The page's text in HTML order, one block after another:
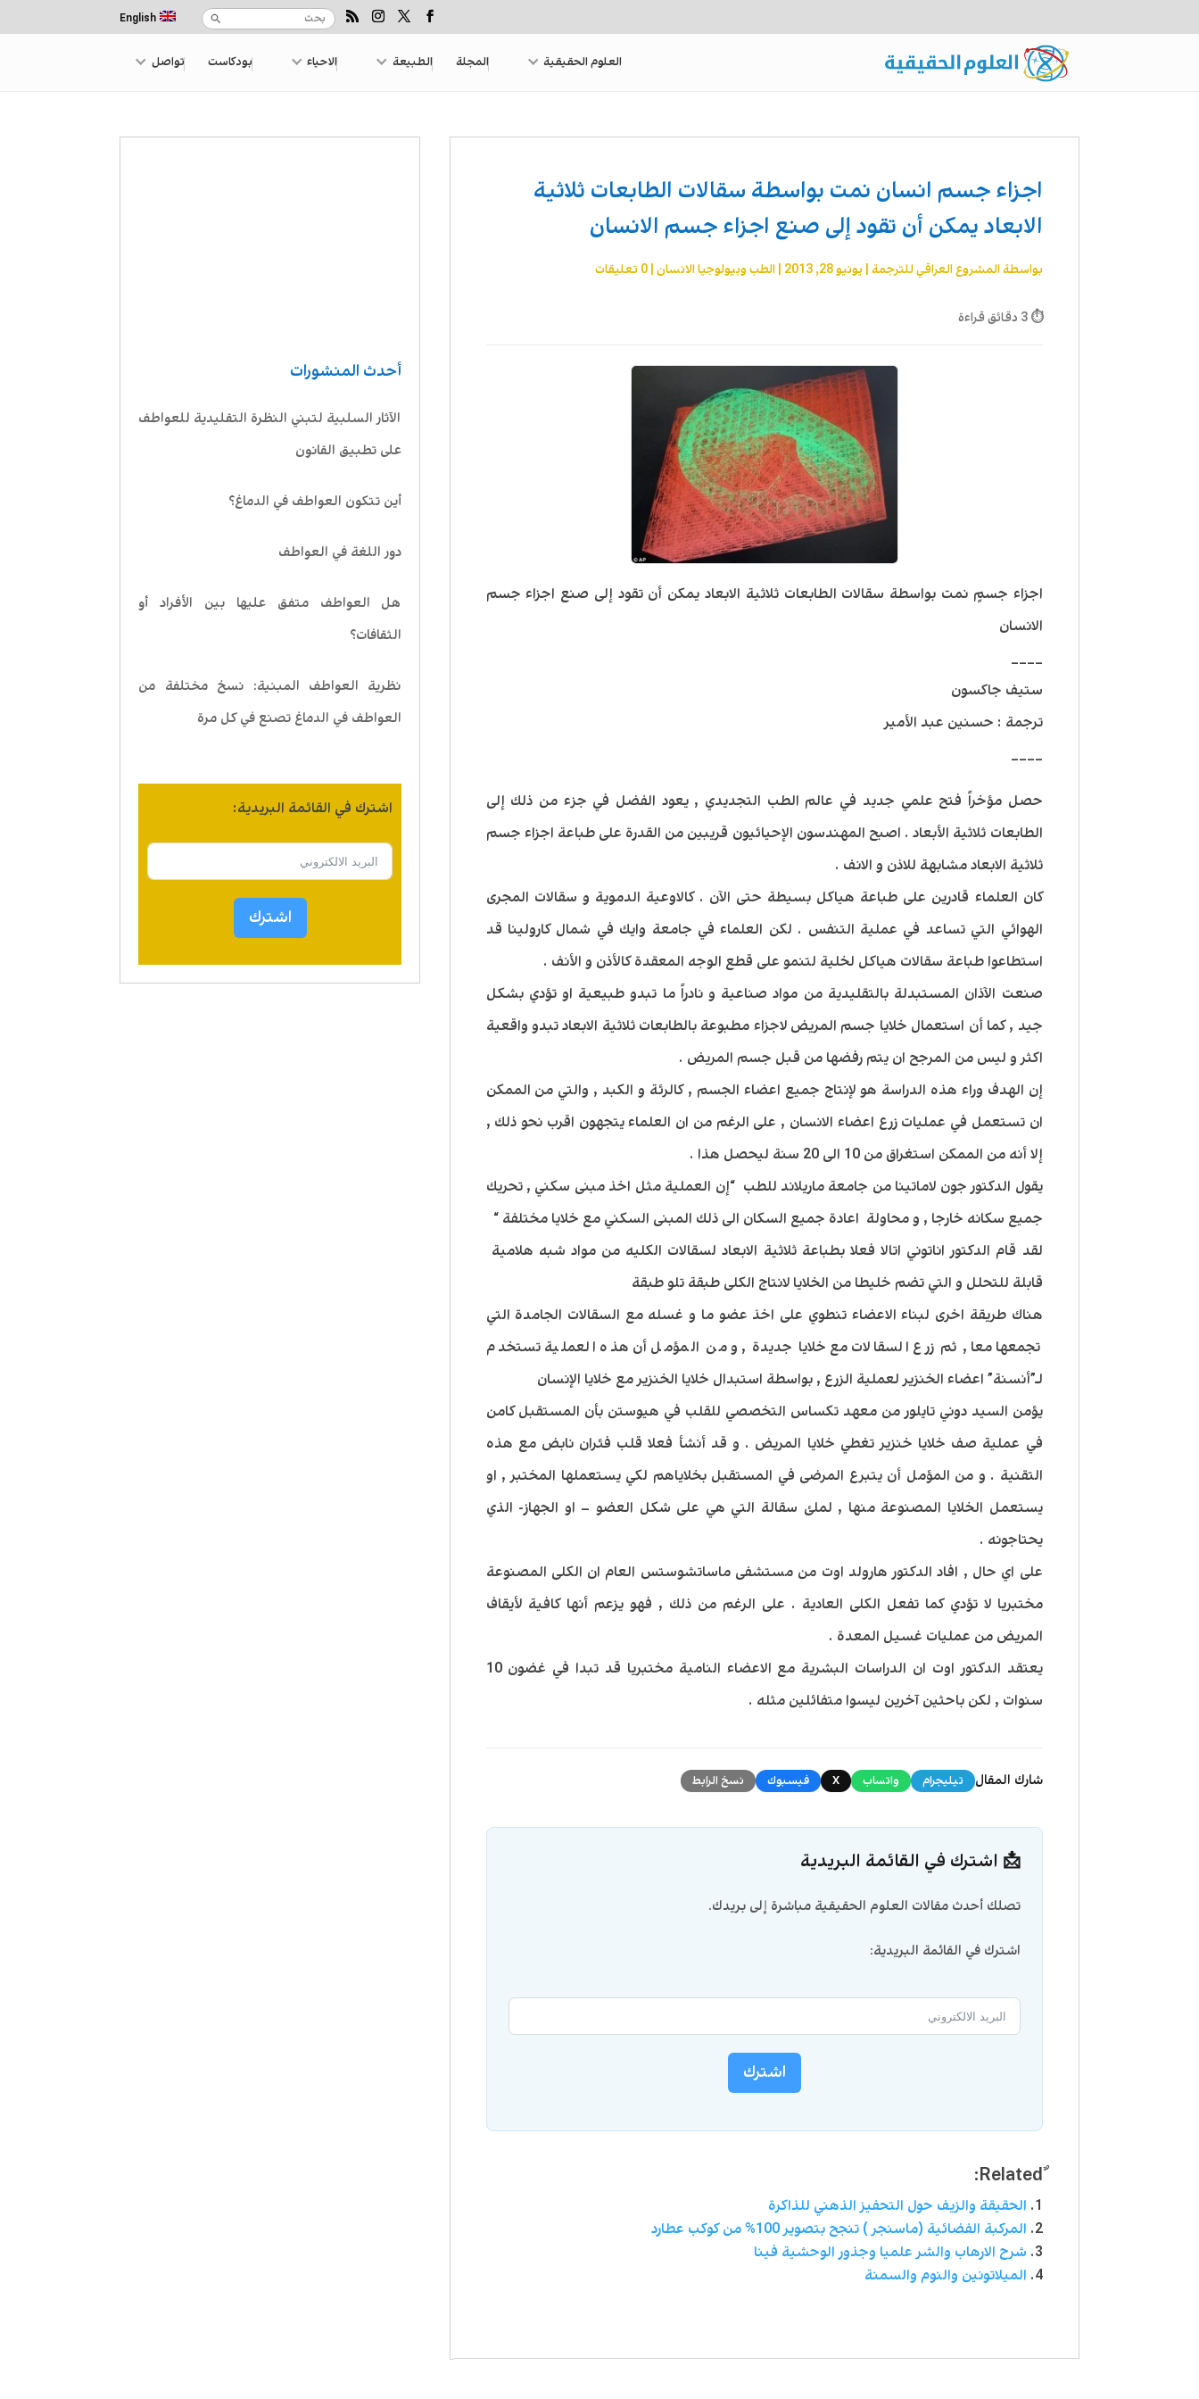
English
العلوم الحقيقية المجلة الطبيعة الاحياء بودكاست تواصل
أحدث المنشورات
الآثار السلبية لتبني النظرة التقليدية للعواطف
على تطبيق القانون
أين تتكون العواطف في الدماغ؟
دور اللغة في العواطف
هل العواطف متفق عليها بين الأفراد أو
الثقافات؟
نظرية العواطف المبنية: نسخ مختلفة من
العواطف في الدماغ تصنع في كل مرة
اشترك في القائمة البريدية:
اشترك
اجزاء جسم انسان نمت بواسطة سقالات الطابعات ثلاثية
الابعاد يمكن أن تقود إلى صنع اجزاء جسم الانسان
بواسطةالمشروع العراقي للترجمة |يونيو 28, 2013 |الطب وبيولوجيا الانسان |0 تعليقات
⏱ 3 دقائق قراءة
اجزاء جسمٍ نمت بواسطة سقالات الطابعات ثلاثية الابعاد يمكن أن تقود إلى صنع اجزاء جسم
الانسان
____
ستيف جاكسون
ترجمة : حسنين عبد الأمير
____
حصل مؤخراً فتح علمي جديد في عالم الطب التجديدي , يعود الفضل في جزء من ذلك إلى
الطابعات ثلاثية الأبعاد . اصبح المهندسون الإحيائيون قريبين من القدرة على طباعة اجزاء جسم
ثلاثية الابعاد مشابهة للاذن و الانف .
كان العلماء قادرين على طباعة هياكل بسيطة حتى الآن . كالاوعية الدموية و سقالات المجرى
الهوائي التي تساعد في عملية التنفس . لكن العلماء في جامعة وايك في شمال كارولينا قد
استطاعوا طباعة سقالات هياكل لخلية لتنمو على قطع الوجه المعقدة كالأذن و الأنف .
صنعت الآذان المستبدلة بالتقليدية من مواد صناعية و نادراً ما تبدو طبيعية او تؤدي بشكل
جيد , كما أن استعمال خلايا جسم المريض لاجزاء مطبوعة بالطابعات ثلاثية الابعاد تبدو واقعية
اكثر و ليس من المرجح ان يتم رفضها من قبل جسم المريض .
إن الهدف وراء هذه الدراسة هو لإنتاج جميع اعضاء الجسم , كالرئة و الكبد , والتي من الممكن
ان تستعمل في عمليات زرع اعضاء الانسان , على الرغم من ان العلماء يتجهون اقرب نحو ذلك ,
إلا أنه من الممكن استغراق من 10 الى 20 سنة ليحصل هذا .
يقول الدكتور جون لاماتينا من جامعة ماريلاند للطب “إن العملية مثل اخذ مبنى سكني , تحريك
جميع سكانه خارجا , و محاولة اعادة جميع السكان الى ذلك المبنى السكني مع خلايا مختلفة “
لقد قام الدكتور اناتوني اتالا فعلا بطباعة ثلاثية الابعاد لسقالات الكليه من مواد شبه هلامية
قابلة للتحلل و التي تضم خليطا من الخلايا لانتاج الكلى طبقة تلو طبقة
هناك طريقة اخرى لبناء الاعضاء تنطوي على اخذ عضو ما و غسله مع السقالات الجامدة التي
تجمعها معا , ثم زرع السقالات مع خلايا جديدة , و من المؤمل أن هذه العملية تستخدم
لـ”أنسنة” اعضاء الخنزير لعملية الزرع , بواسطة استبدال خلايا الخنزير مع خلايا الإنسان
يؤمن السيد دوني تايلور من معهد تكساس التخصصي للقلب في هيوستن بأن المستقبل كامن
في عملية صف خلايا خنزير تغطي خلايا المريض . و قد أنشأ فعلا قلب فئران نابض مع هذه
التقنية . و من المؤمل أن يتبرع المرضى في المستقبل بخلاياهم لكي يستعملها المختبر , او
يستعمل الخلايا المصنوعة منها , لملئ سقالة التي هي على شكل العضو – او الجهاز- الذي
يحتاجونه .
على اي حال , افاد الدكتور هارولد اوت من مستشفى ماساتشوستس العام ان الكلى المصنوعة
مختبريا لا تؤدي كما تفعل الكلى العادية . على الرغم من ذلك , فهو يزعم أنها كافية لأيقاف
المريض من عمليات غسيل المعدة .
يعتقد الدكتور اوت ان الدراسات البشرية مع الاعضاء النامية مختبريا قد تبدا في غضون 10
سنوات , لكن باحثين آخرين ليسوا متفائلين مثله .
شارك المقال تيليجرام واتساب X فيسبوك نسخ الرابط
📩 اشترك في القائمة البريدية
تصلك أحدث مقالات العلوم الحقيقية مباشرة إلى بريدك.
اشترك في القائمة البريدية:
اشترك
الحقيقة والزيف حول التحفيز الذهني للذاكرة
المركبة الفضائية (ماسنجر ) تنجح بتصوير 100% من كوكب عطارد
شرح الارهاب والشر علميا وجذور الوحشية فينا
الميلاتونين والنوم والسمنة